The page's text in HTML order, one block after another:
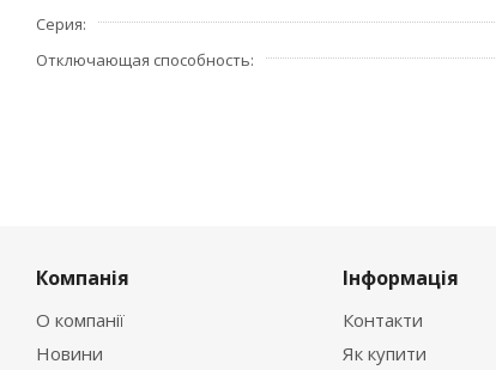
Серия
Отключающая способность
Компанія
О компанії
Новини
Інформація
Контакти
Як купити